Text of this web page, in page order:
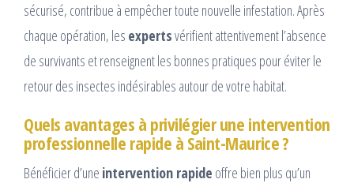
sécurisé, contribue à empêcher toute nouvelle infestation. Après
chaque opération, les expertsvérifient attentivement l’absence
de survivants et renseignent les bonnes pratiques pour éviter le
retour des insectes indésirables autour de votre habitat.
Quels avantages à privilégier une intervention
professionnelle rapide à Saint-Maurice ?
Bénéficier d’une intervention rapide offre bien plus qu’un